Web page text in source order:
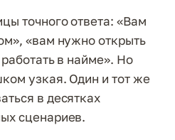
точного ответа: «Вам
«вам нужно открыть
в найме». Но
узкая. Один и тот же
в десятках
сценариев.